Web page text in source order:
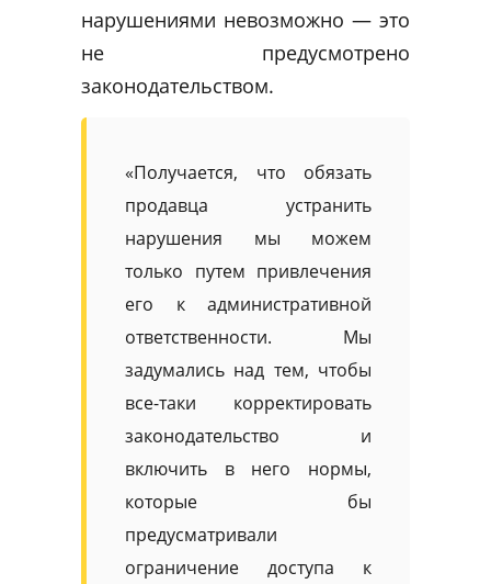
нарушениями невозможно — это
не предусмотрено
законодательством.
«Получается, что обязать
продавца устранить
нарушения мы можем
только путем привлечения
его к административной
ответственности. Мы
задумались над тем, чтобы
все-таки корректировать
законодательство и
включить в него нормы,
которые бы
предусматривали
ограничение доступа к